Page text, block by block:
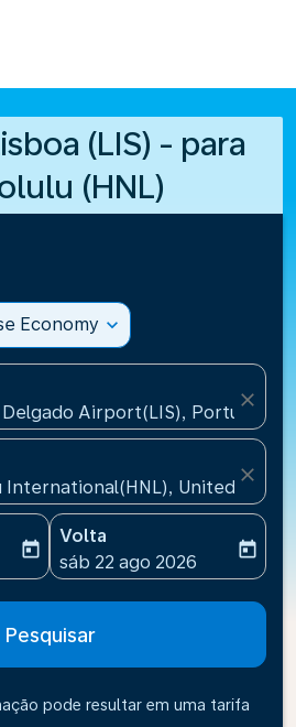
(LIS) - para
(HNL)
Economy expand_more
Airport(LIS), Portugal
close
International(HNL), United States
close
date-aria-label
today
Volta
fc-booking-return-date-
sáb 22 ago 2026
today
Pesquisar
pode resultar em uma tarifa